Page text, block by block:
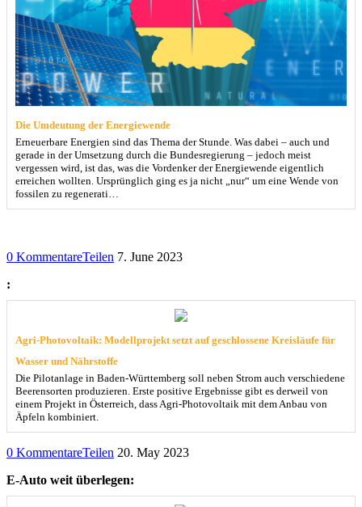
Die Umdeutung der Energiewende
Erneuerbare Energien sind das Thema der Stunde. Was dabei – auch und
gerade in der Umsetzung durch die Bundesregierung – jedoch meist
vergessen wird, ist das, was die Vordenker der Energiewende eigentlich
erreichen wollten. Ursprünglich ging es ja nicht „nur“ um eine Wende von
fossilen zu regenerati…
0 KommentareTeilen 7. June 2023
:
Agri-Photovoltaik: Modellprojekt setzt auf geschlossene Kreisläufe für
Wasser und Nährstoffe
Die Pilotanlage in Baden-Württemberg soll neben Strom auch verschiedene
Beerensorten produzieren. Erste positive Ergebnisse gibt es derweil von
einem Projekt in Österreich, dass Agri-Photovoltaik mit dem Anbau von
Äpfeln kombiniert.
0 KommentareTeilen 20. May 2023
E-Auto weit überlegen: